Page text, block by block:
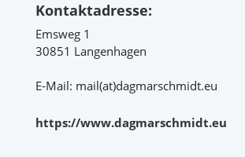
Kontaktadresse:
Emsweg 1
30851 Langenhagen
E-Mail: mail(at)dagmarschmidt.eu
https://www.dagmarschmidt.eu